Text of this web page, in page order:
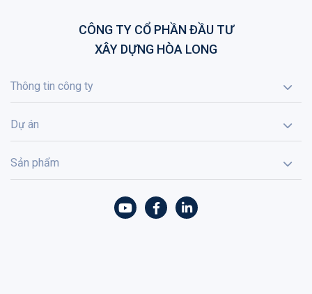
CÔNG TY CỔ PHẦN ĐẦU TƯ
XÂY DỰNG HÒA LONG
Thông tin công ty
Dự án
Sản phẩm